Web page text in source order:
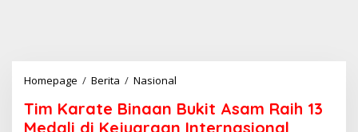
Homepage / Berita / Nasional
m
K
Tim Karate Binaan Bukit Asam Raih 13
Medali di Kejuaraan Internasional